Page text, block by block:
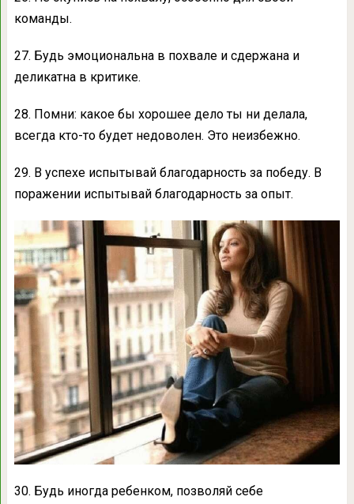
команды.
27. Будь эмоциональна в похвале и сдержана и
деликатна в критике.
28. Помни: какое бы хорошее дело ты ни делала,
всегда кто-то будет недоволен. Это неизбежно.
29. В успехе испытывай благодарность за победу. В
поражении испытывай благодарность за опыт.
30. Будь иногда ребенком, позволяй себе